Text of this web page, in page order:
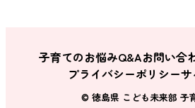
子育てのお悩みQ&Aお問い合
プライバシーポリシー
© 徳島県 こども未来部 子